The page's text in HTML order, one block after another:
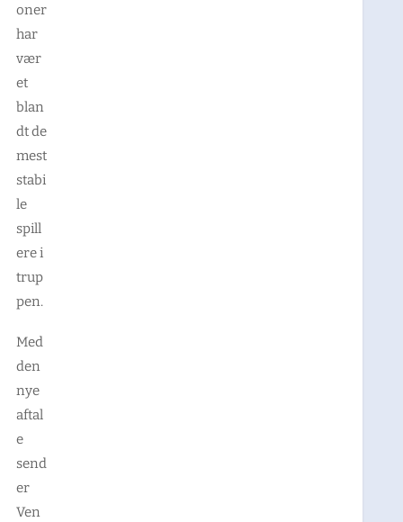
oner
har
vær
et
blan
dt de
mest
stabi
le
spill
ere i
trup
pen.
Med
den
nye
aftal
e
send
er
Ven